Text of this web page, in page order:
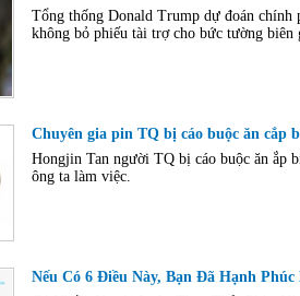
Tổng thống Donald Trump dự đoán chính
không bỏ phiếu tài trợ cho bức tường
Chuyên gia pin TQ bị cáo buộc ăn cắp
Hongjin Tan người TQ bị cáo buộc ăn ắp
ông ta làm việc.
Nếu Có 6 Điều Này, Bạn Đã Hạnh